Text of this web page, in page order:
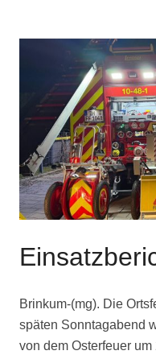
Brinkum-(mg). Die
späten Sonntagabend
von dem Osterfeuer